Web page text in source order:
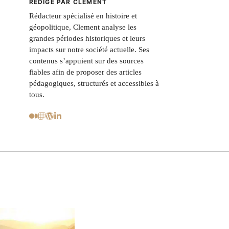
RÉDIGÉ PAR CLEMENT
Rédacteur spécialisé en histoire et
géopolitique, Clement analyse les
grandes périodes historiques et leurs
impacts sur notre société actuelle. Ses
contenus s’appuient sur des sources
fiables afin de proposer des articles
pédagogiques, structurés et accessibles à
tous.